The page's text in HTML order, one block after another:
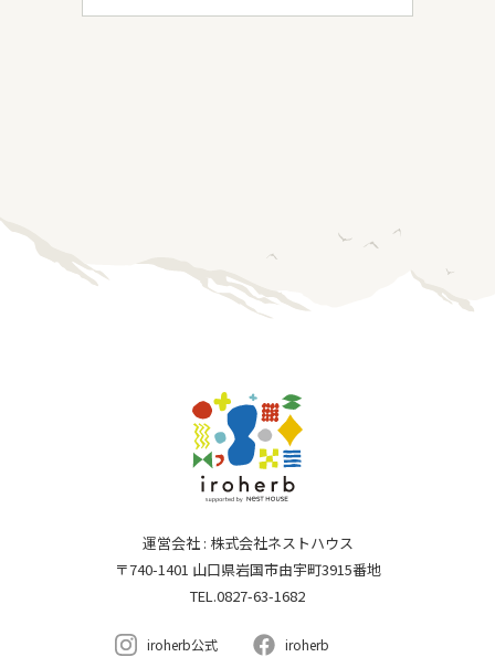
運営会社 : 株式会社ネストハウス
〒740-1401 山口県岩国市由宇町3915番地
TEL.0827-63-1682
iroherb公式
iroherb